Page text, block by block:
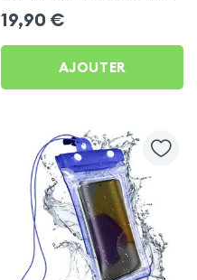
pour Honor 10
19,90 €
AJOUTER